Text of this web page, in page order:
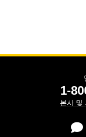
1-
본사 및